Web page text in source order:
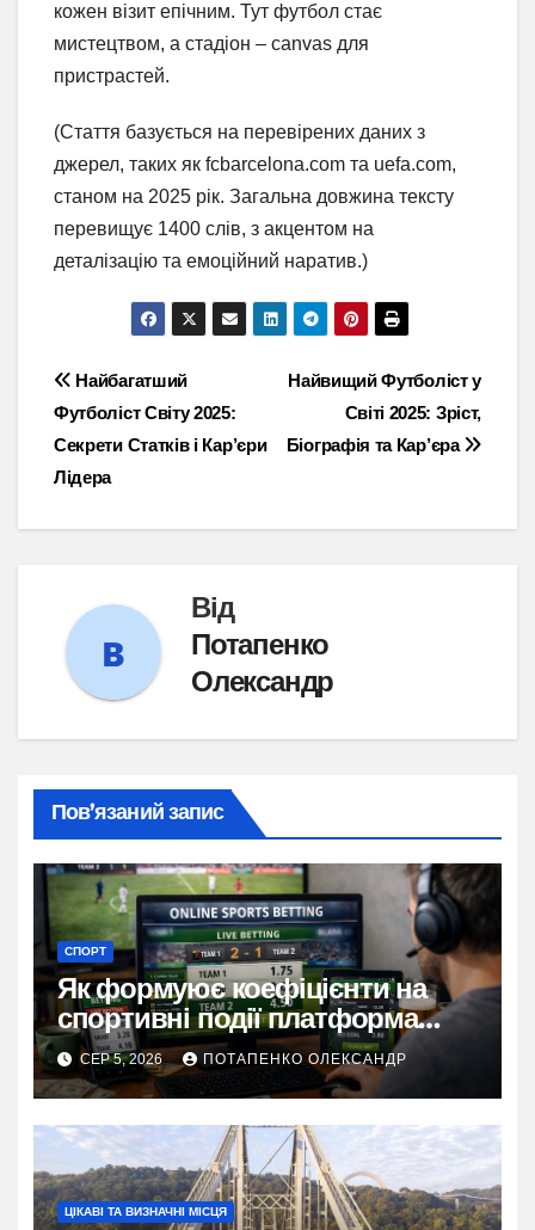
кожен візит епічним. Тут футбол стає
мистецтвом, а стадіон – canvas для
пристрастей.
(Стаття базується на перевірених даних з
джерел, таких як fcbarcelona.com та uefa.com,
станом на 2025 рік. Загальна довжина тексту
перевищує 1400 слів, з акцентом на
деталізацію та емоційний наратив.)
Навігація
записів
Найвищий Футболіст у
Світі 2025: Зріст,
Біографія та Кар’єра
Найбагатший
Футболіст Світу 2025:
Секрети Статків і Кар’єри
Лідера
Від
Потапенко
Олександр
Пов’язаний запис
СПОРТ
Як формуює коефіцієнти на
спортивні події платформа
Stawki bet
СЕР 5, 2026 ПОТАПЕНКО ОЛЕКСАНДР
ЦІКАВІ ТА ВИЗНАЧНІ МІСЦЯ